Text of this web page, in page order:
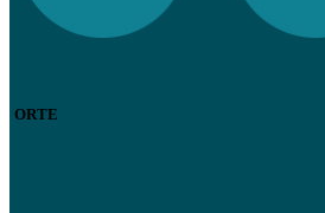
ORTE